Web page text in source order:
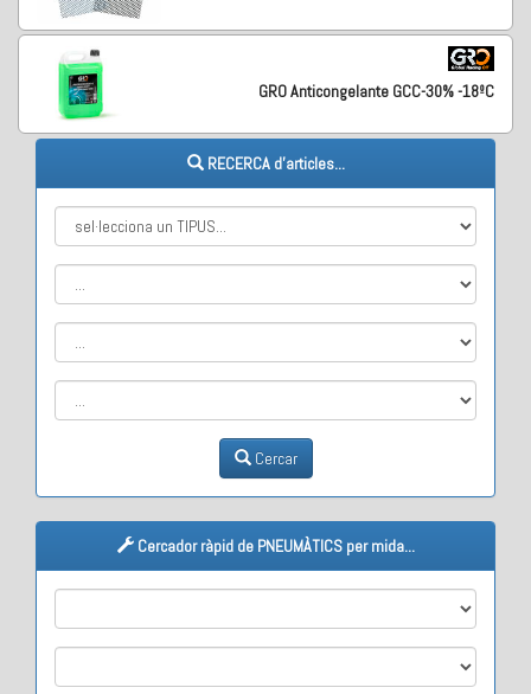
GRO Anticongelante GCC-30% -18ºC
RECERCA d'articles...
Cercar
Cercador ràpid de PNEUMÀTICS per mida...